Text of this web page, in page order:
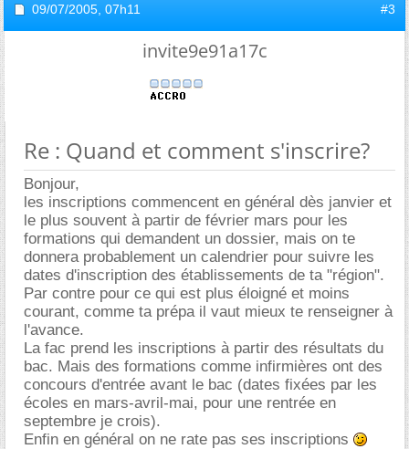
09/07/2005, 07h11 #3
invite9e91a17c
Re : Quand et comment s'inscrire?
Bonjour,
les inscriptions commencent en général dès janvier et
le plus souvent à partir de février mars pour les
formations qui demandent un dossier, mais on te
donnera probablement un calendrier pour suivre les
dates d'inscription des établissements de ta "région".
Par contre pour ce qui est plus éloigné et moins
courant, comme ta prépa il vaut mieux te renseigner à
l'avance.
La fac prend les inscriptions à partir des résultats du
bac. Mais des formations comme infirmières ont des
concours d'entrée avant le bac (dates fixées par les
écoles en mars-avril-mai, pour une rentrée en
septembre je crois).
Enfin en général on ne rate pas ses inscriptions